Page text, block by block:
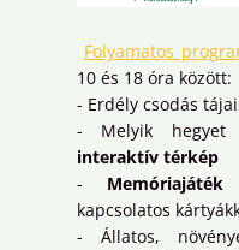
Folyamatos
10 és 18 óra között:
- Erdély csodás
- Melyik hegyet
interaktív térkép
- Memóriajáték
kapcsolatos
- Állatos,